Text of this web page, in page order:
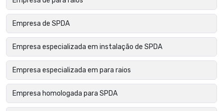
Empresa de SPDA
Empresa especializada em instalação de SPDA
Empresa especializada em para raios
Empresa homologada para SPDA